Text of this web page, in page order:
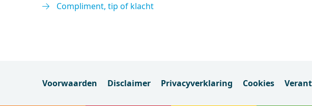
Compliment, tip of klacht
Voorwaarden Disclaimer Privacyverklaring Cookies